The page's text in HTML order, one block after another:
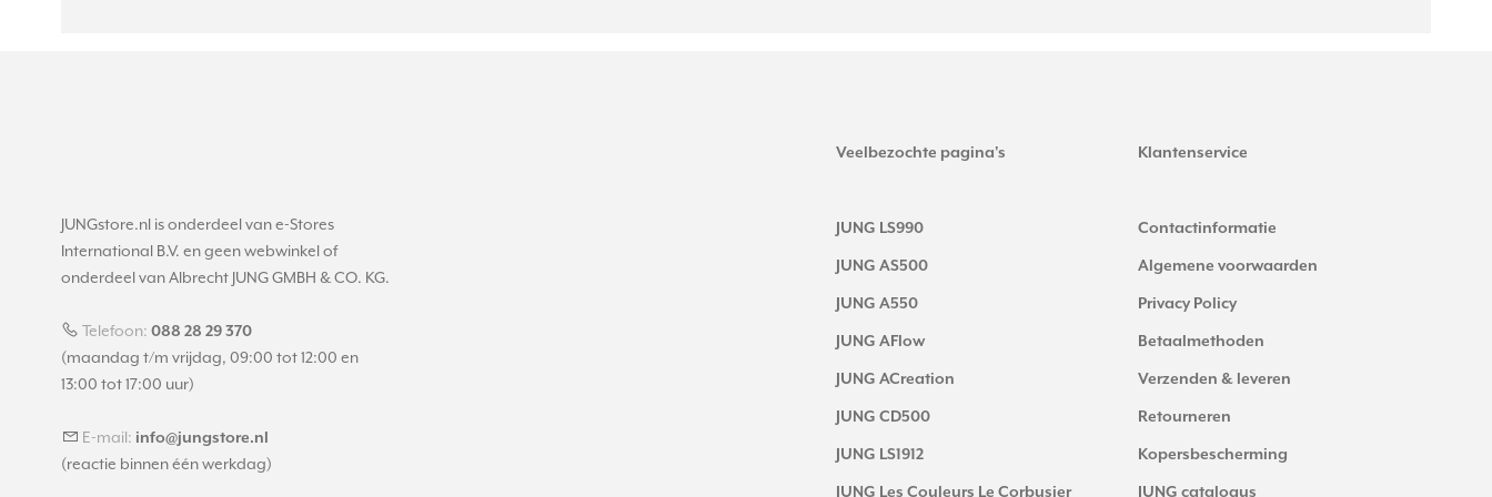
JUNGstore.nl is onderdeel van e-Stores
International B.V. en geen webwinkel of
onderdeel van Albrecht JUNG GMBH & CO. KG.
Telefoon: 088 28 29 370
(maandag t/m vrijdag, 09:00 tot 12:00 en
13:00 tot 17:00 uur)
E-mail: info@jungstore.nl
(reactie binnen één werkdag)
Veelbezochte pagina's
JUNG LS990
JUNG AS500
JUNG A550
JUNG AFlow
JUNG ACreation
JUNG CD500
JUNG LS1912
JUNG Les Couleurs Le Corbusier
Klantenservice
Contactinformatie
Algemene voorwaarden
Privacy Policy
Betaalmethoden
Verzenden & leveren
Retourneren
Kopersbescherming
JUNG catalogus